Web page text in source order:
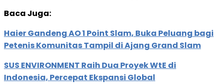
Baca Juga:
Haier Gandeng AO 1 Point Slam, Buka Peluang bagi
Petenis Komunitas Tampil di Ajang Grand Slam
SUS ENVIRONMENT Raih Dua Proyek WtE di
Indonesia, Percepat Ekspansi Global